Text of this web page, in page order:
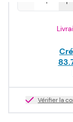
Vérifier la